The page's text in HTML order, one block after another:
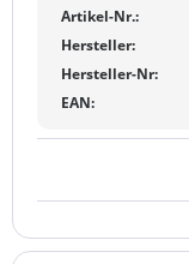
Artikel-Nr.:
Hersteller:
Hersteller-Nr:
EAN: